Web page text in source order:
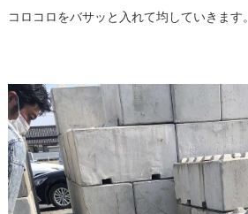
コロコロをバサッと入れて均していきます。